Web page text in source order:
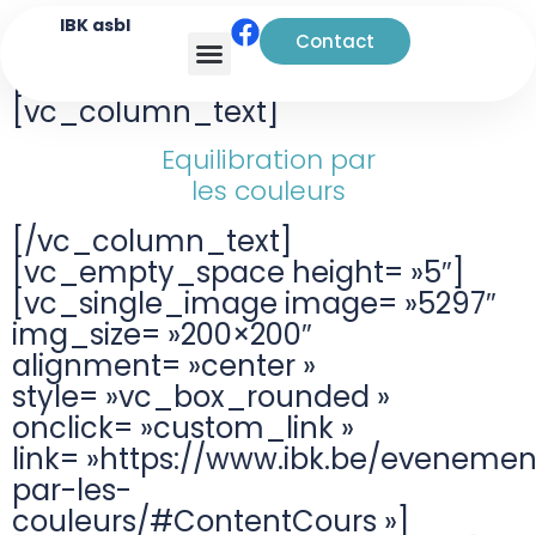
IBK asbl
Contact
[vc_row][vc_column width= »1/3″]
[vc_column_text]
Equilibration par
les couleurs
[/vc_column_text]
[vc_empty_space height= »5″]
[vc_single_image image= »5297″
img_size= »200×200″
alignment= »center »
style= »vc_box_rounded »
onclick= »custom_link »
link= »https://www.ibk.be/
par-les-
couleurs/#ContentCours »]